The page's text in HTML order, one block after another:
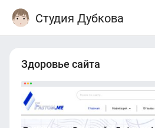
Студия Дубкова
Здоровье сайта